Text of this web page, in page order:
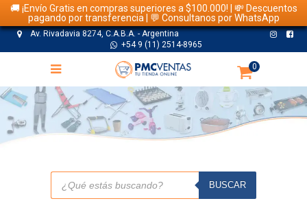
🚚 ¡Envío Gratis en compras superiores a $100.000! | 💸 Descuentos
pagando por transferencia | 💬 Consultanos por WhatsApp
Av. Rivadavia 8274, C.A.B.A. - Argentina
+54 9 (11) 2514-8965
0
TIENDA
Búsqueda
productos
BUSCAR